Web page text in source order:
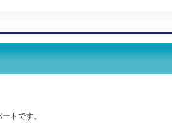
トです。